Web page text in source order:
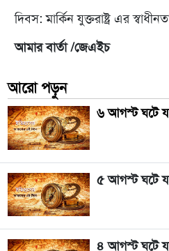
দিবস: মার্কিন যুক্তরাষ্ট্র এর
আমার বার্তা /জেএইচ
আরো পড়ুন
৬ আগস্ট ঘটে
৫ আগস্ট ঘটে
৪ আগস্ট ঘটে